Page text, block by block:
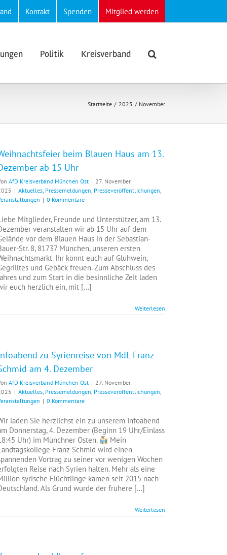
Kontakt Spenden Mitglied werden
Politik Kreisverband
Startseite 2025 November
beim Blauen Haus am 13.
ab 15 Uhr
AfD Kreisverband München Ost | 27. November
| Aktuelles, Pressemeldungen, Presseveröffentlichungen,
| 0 Kommentare
Mitglieder, Freunde und Unterstützer, am 13.
veranstalten wir ab 15 Uhr auf dem
vor dem Blauen Haus in der Sebastian-
Str. 8, 81737 München, unseren ersten
Ihr könnt euch auf Glühwein,
und Gebäck freuen. Zum Abschluss des
und zum Start in die besinnliche Zeit laden
euch herzlich ein, mit [...]
Weiterlesen
zu Syrienreise von MdL Franz
am 4. Dezember
AfD Kreisverband München Ost | 27. November
| Aktuelles, Pressemeldungen, Presseveröffentlichungen,
| 0 Kommentare
laden Sie herzlichst ein zu unserem Infoabend
Donnerstag, 4. Dezember (Beginn 19 Uhr/Einlass
Uhr) im Münchner Osten.
Mein
Franz Schmid wird einen
Vortrag zu seiner vor wenigen Wochen
Reise nach Syrien halten. Mehr als eine
syrische Flüchtlinge kamen seit 2015 nach
Als Grund wurde der frühere [...]
Weiterlesen